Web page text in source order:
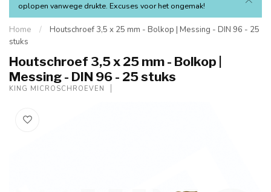
oplopen vanwege drukte. Excuses voor het ongemak!
Home /
Houtschroef 3,5 x 25 mm - Bolkop | Messing - DIN 96 - 25
stuks
Houtschroef 3,5 x 25 mm - Bolkop |
Messing - DIN 96 - 25 stuks
KING MICROSCHROEVEN